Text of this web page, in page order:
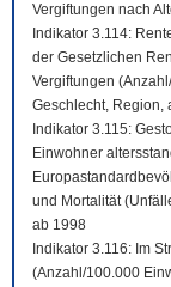
Vergiftungen nach
Indikator 3.114:
der Gesetzlichen
Vergiftungen
Geschlecht, Region,
Indikator 3.115:
Einwohner
und Mortalität
ab 1998
Indikator 3.116: Im
(Anzahl/100.000